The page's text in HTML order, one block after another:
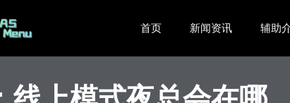
首页 新闻资讯 辅助